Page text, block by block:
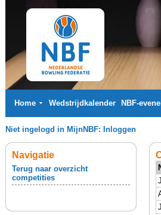
Home Wedstrijdkalender NBF-
Niet ingelogd in MijnNBF: Inloggen
Navigatie
Terug naar overzicht
competities